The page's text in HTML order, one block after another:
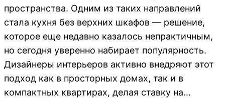
пространства. Одним из таких направлений
стала кухня без верхних шкафов — решение,
которое еще недавно казалось непрактичным,
но сегодня уверенно набирает популярность.
Дизайнеры интерьеров активно внедряют этот
подход как в просторных домах, так и в
компактных квартирах, делая ставку на…